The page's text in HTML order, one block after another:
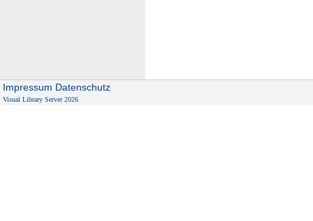
Impressum Datenschutz
Visual Library Server 2026